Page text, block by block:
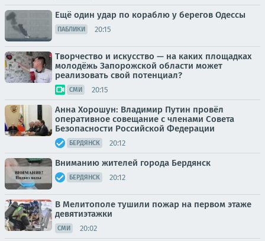
Ещё один удар по кораблю у берегов Одессы
ПАБЛИКИ 20:15
Творчество и искусство — на каких площадках
молодёжь Запорожской области может
реализовать свой потенциал?
СМИ 20:15
Анна Хорошун: Владимир Путин провёл
оперативное совещание с членами Совета
Безопасности Российской Федерации
БЕРДЯНСК 20:12
Вниманию жителей города Бердянск
БЕРДЯНСК 20:12
В Мелитополе тушили пожар на первом этаже
девятиэтажки
СМИ 20:02